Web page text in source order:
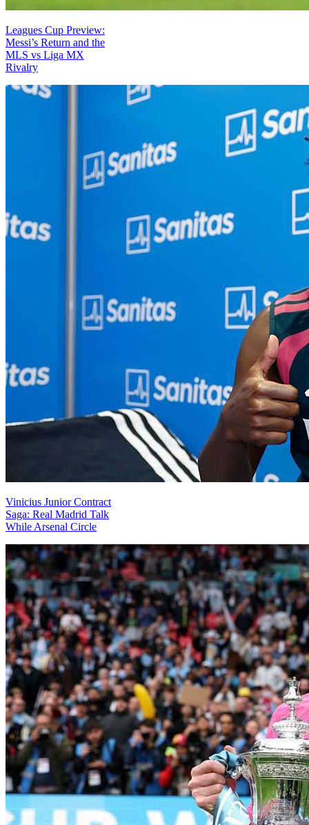
Leagues Cup Preview:
Messi’s Return and the
MLS vs Liga MX
Rivalry
Vinicius Junior Contract
Saga: Real Madrid Talk
While Arsenal Circle